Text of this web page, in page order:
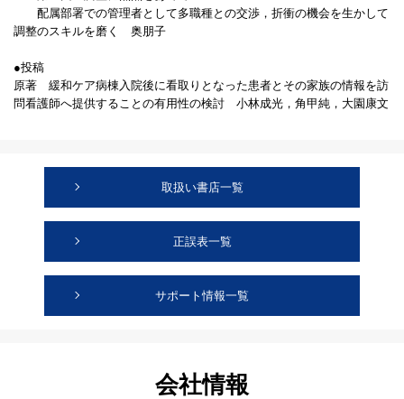
配属部署での管理者として多職種との交渉，折衝の機会を生かして
調整のスキルを磨く 奥朋子
●投稿
原著 緩和ケア病棟入院後に看取りとなった患者とその家族の情報を訪
問看護師へ提供することの有用性の検討 小林成光，角甲純，大園康文
取扱い書店一覧
正誤表一覧
サポート情報一覧
会社情報